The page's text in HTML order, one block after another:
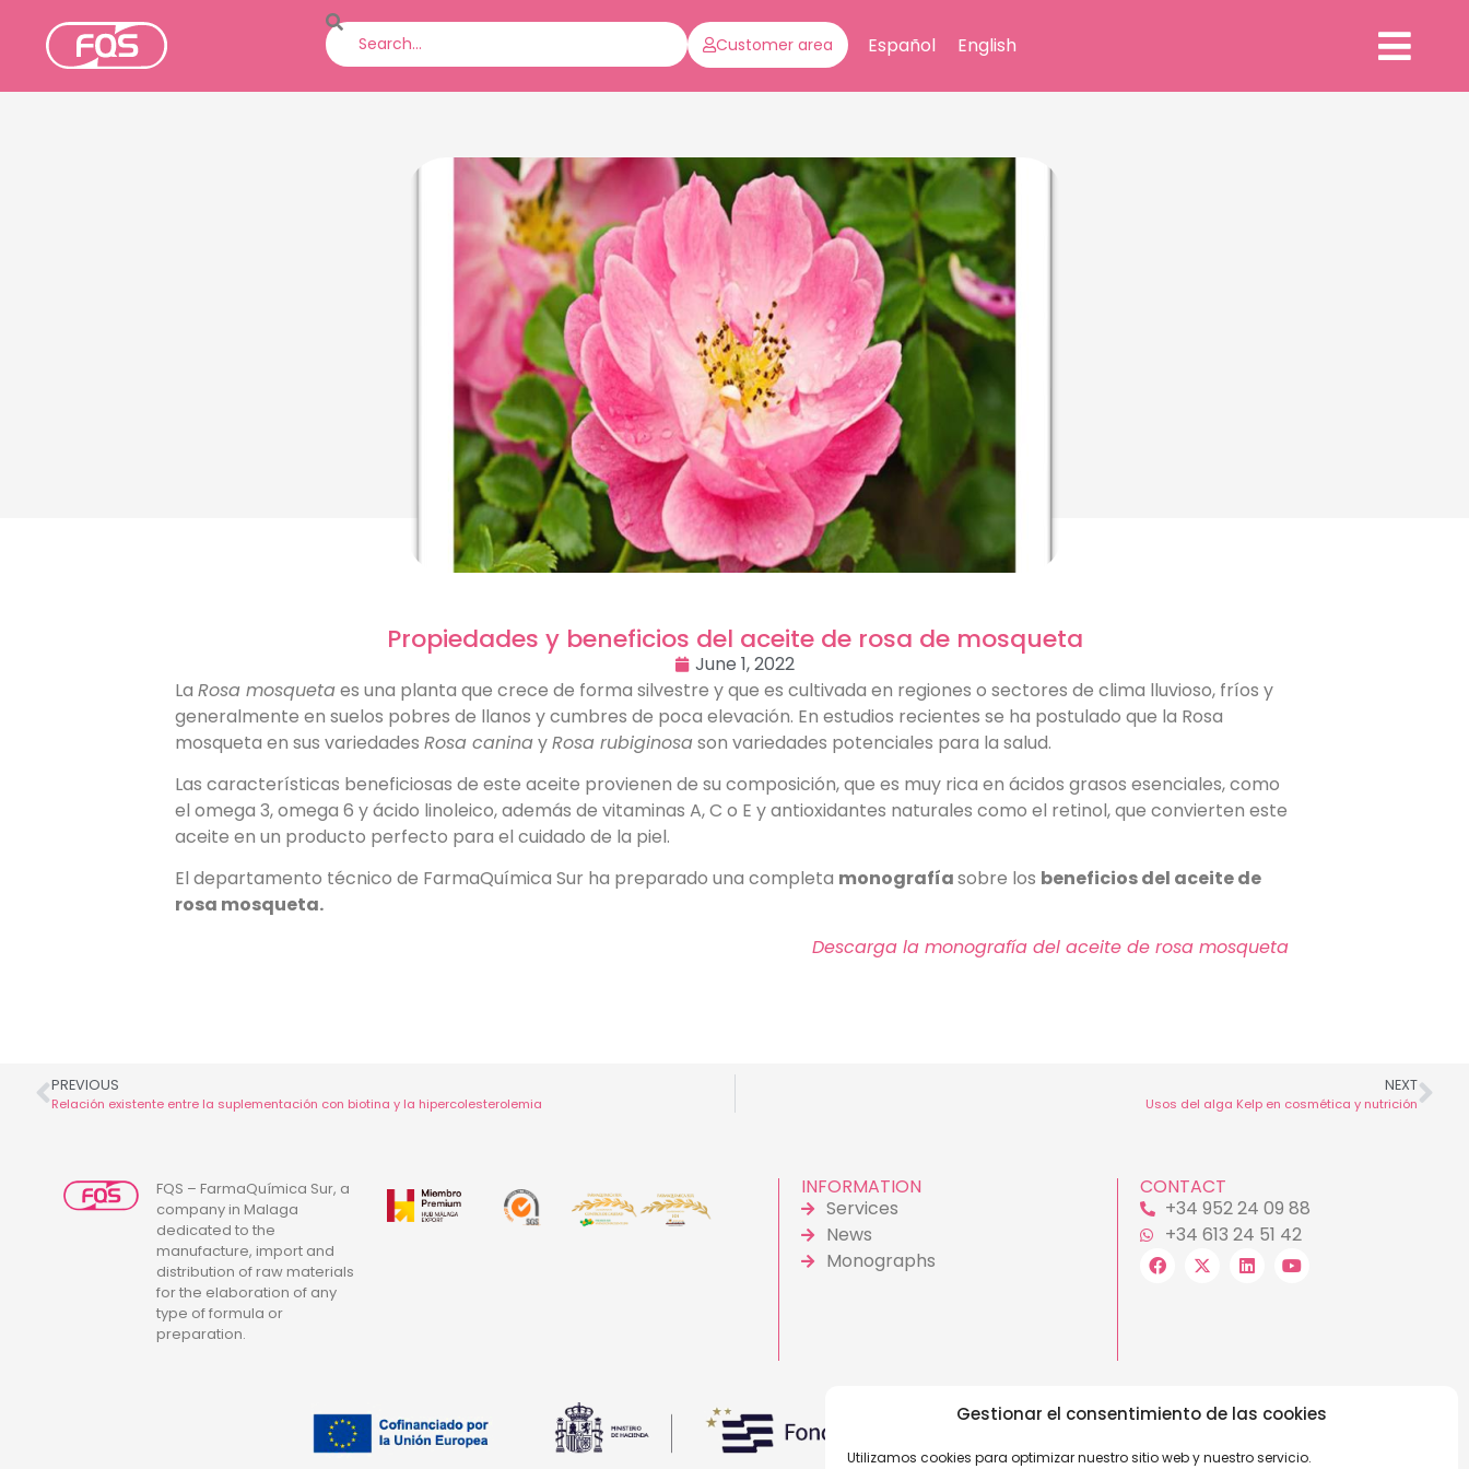
Gestionar el consentimiento de las cookies
Utilizamos cookies para optimizar nuestro sitio web y nuestro servicio.
Customer area Español English
Propiedades y beneficios del aceite de rosa de mosqueta
June 1, 2022
La Rosa mosquetaes una planta que crece de forma silvestre y que es cultivada en regiones o sectores de clima lluvioso, fríos y
generalmente en suelos pobres de llanos y cumbres de poca elevación. En estudios recientes se ha postulado que la Rosa
mosqueta en sus variedades Rosa caninayRosa rubiginosason variedades potenciales para la salud.
Las características beneficiosas de este aceite provienen de su composición, que es muy rica en ácidos grasos esenciales, como
el omega 3, omega 6 y ácido linoleico, además de vitaminas A, C o E y antioxidantes naturales como el retinol, que convierten este
aceite en un producto perfecto para el cuidado de la piel.
El departamento técnico de FarmaQuímica Sur ha preparado una completa monografíasobre los beneficios del aceite de
rosa mosqueta.
Descarga la monografía del aceite de rosa mosqueta
PREVIOUS
Relación existente entre la suplementación con biotina y la hipercolesterolemia
NEXT
Usos del alga Kelp en cosmética y nutrición
FQS – FarmaQuímica Sur, a
company in Malaga
dedicated to the
manufacture, import and
distribution of raw materials
for the elaboration of any
type of formula or
preparation.
INFORMATION
Services
News
Monographs
CONTACT
+34 952 24 09 88
+34 613 24 51 42